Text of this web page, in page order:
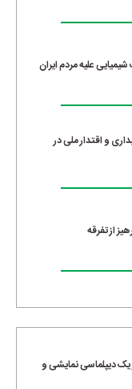
علیه مردم ایران
و اقتدار ملی در
از تفرقه
دیپلماسی نمایشی و